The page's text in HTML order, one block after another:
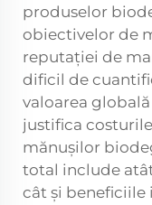
produselor
obiectivelor de
reputației de
dificil de
valoarea
justifica
mănușilor
total include
cât și